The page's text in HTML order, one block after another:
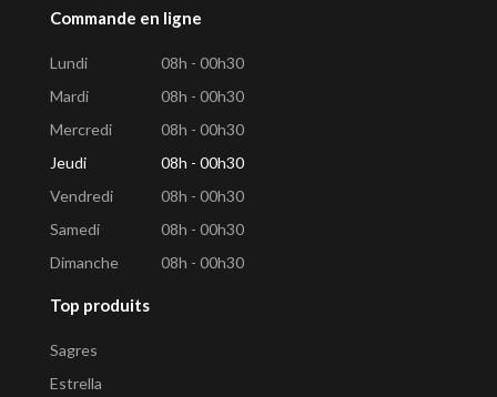
Commande en ligne
Lundi
08h - 00h30
Mardi
08h - 00h30
Mercredi
08h - 00h30
Jeudi
08h - 00h30
Vendredi
08h - 00h30
Samedi
08h - 00h30
Dimanche
08h - 00h30
Top produits
Sagres
Estrella